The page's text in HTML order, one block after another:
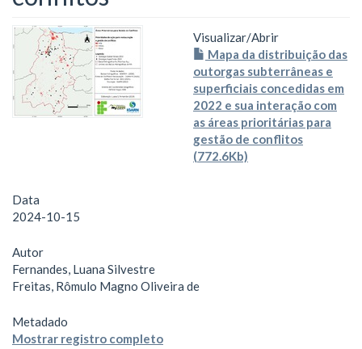
Visualizar/Abrir
Mapa da distribuição das
outorgas subterrâneas e
superficiais concedidas em
2022 e sua interação com
as áreas prioritárias para
gestão de conflitos
(772.6Kb)
Data
2024-10-15
Autor
Fernandes, Luana Silvestre
Freitas, Rômulo Magno Oliveira de
Metadado
Mostrar registro completo